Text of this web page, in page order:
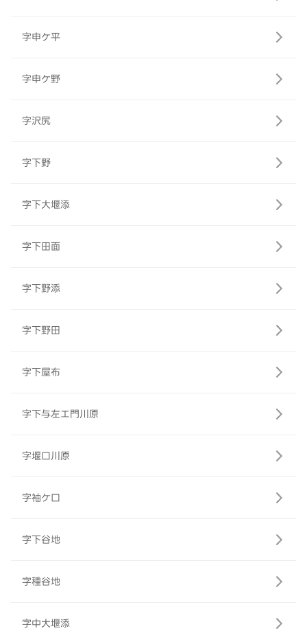
字申ケ平
字申ケ野
字沢尻
字下野
字下大堰添
字下田面
字下野添
字下野田
字下屋布
字下与左エ門川原
字堰口川原
字袖ケ口
字下谷地
字種谷地
字中大堰添